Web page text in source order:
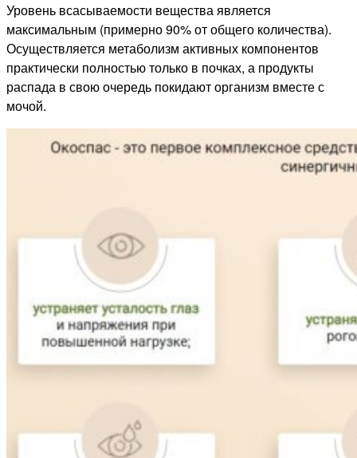
Уровень всасываемости вещества является
максимальным (примерно 90% от общего количества).
Осуществляется метаболизм активных компонентов
практически полностью только в почках, а продукты
распада в свою очередь покидают организм вместе с
мочой.